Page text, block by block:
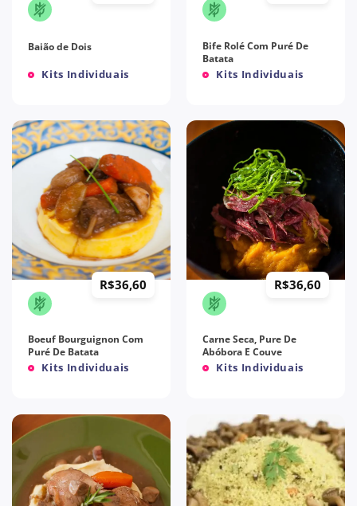
Kits Individuais
Baião de Dois
Kits Individuais
Bife Rolé Com Puré De
Batata
Kits Individuais
Boeuf Bourguignon Com
Puré De Batata
R$36,60
Kits Individuais
Carne Seca, Pure De
Abóbora E Couve
R$36,60